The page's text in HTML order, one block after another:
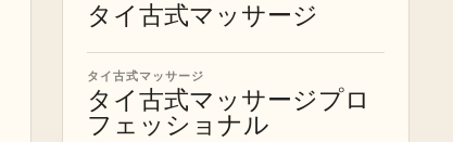
タイ古式マッサージ
タイ古式マッサージ
タイ古式マッサージプロ
フェッショナル